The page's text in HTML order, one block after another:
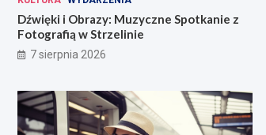
Dźwięki i Obrazy: Muzyczne Spotkanie z
Fotografią w Strzelinie
7 sierpnia 2026